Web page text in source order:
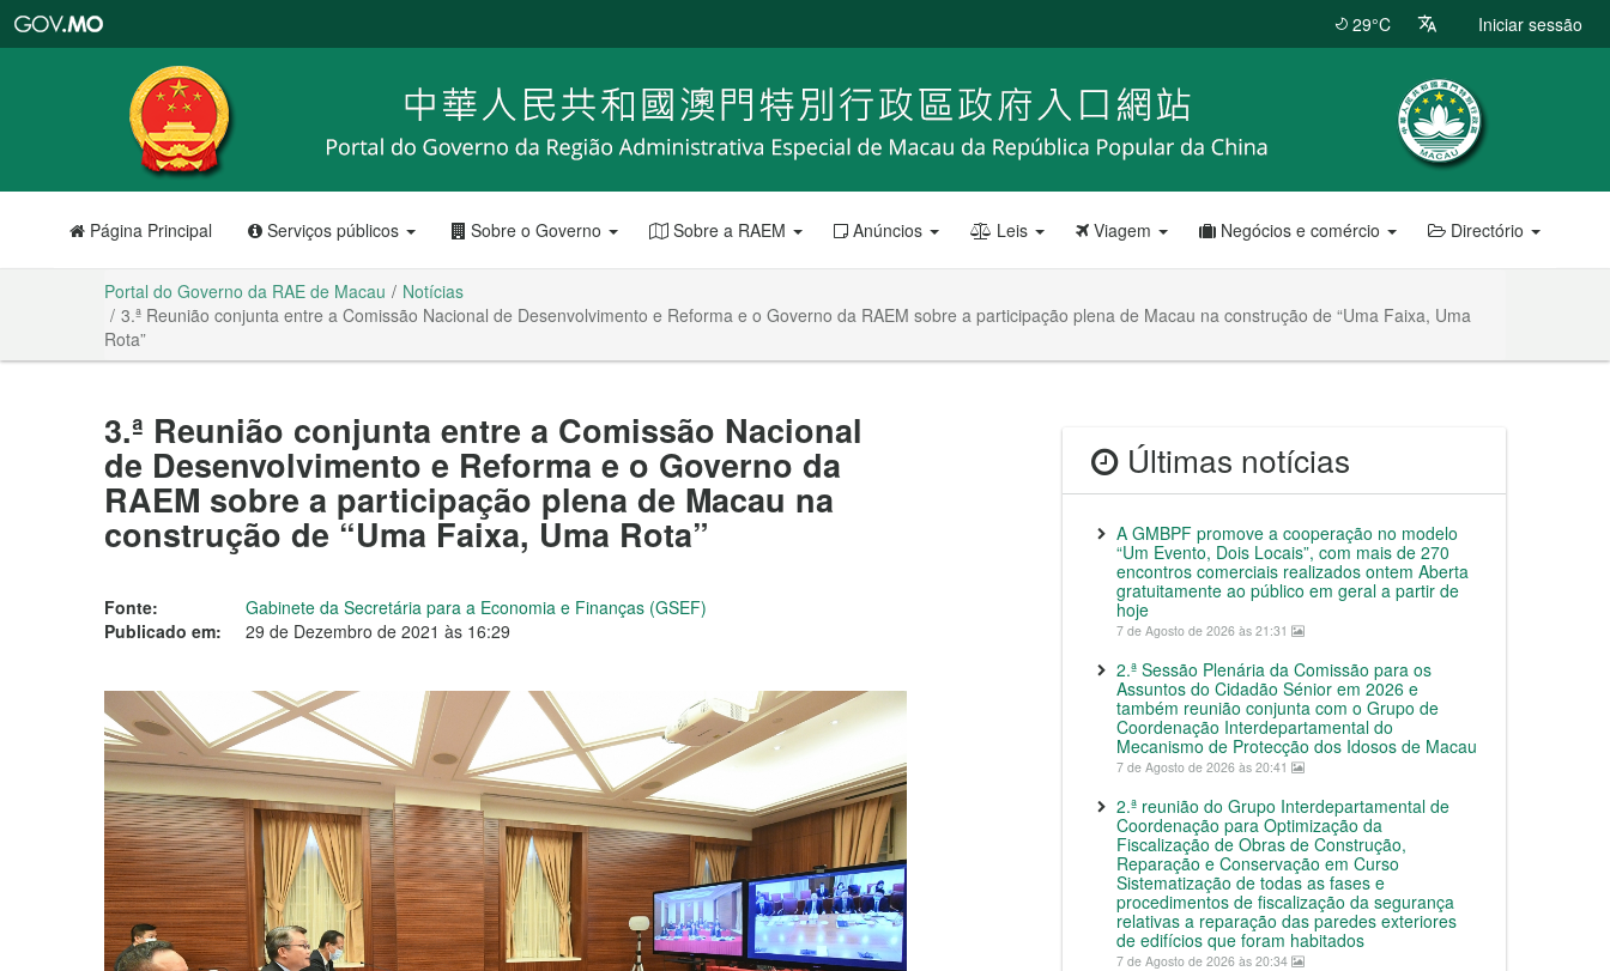
RAE
de
Macau
29°C Iniciar sessão
Página Principal Serviços públicos Sobre o Governo Sobre a RAEM Anúncios Leis Viagem Negócios e comércio Directório
Portal do Governo da RAE de Macau
Notícias
3.ª Reunião conjunta entre a Comissão Nacional de Desenvolvimento e Reforma e o Governo da RAEM sobre a participação plena de Macau na construção de “Uma Faixa, Uma
Rota”
3.ª Reunião conjunta entre a Comissão Nacional
de Desenvolvimento e Reforma e o Governo da
RAEM sobre a participação plena de Macau na
construção de “Uma Faixa, Uma Rota”
Fonte:
Gabinete da Secretária para a Economia e Finanças (GSEF)
Publicado em:
29 de Dezembro de 2021 às 16:29
Últimas notícias
A GMBPF promove a cooperação no modelo
“Um Evento, Dois Locais”, com mais de 270
encontros comerciais realizados ontem Aberta
gratuitamente ao público em geral a partir de
hoje
7 de Agosto de 2026 às 21:31
2.ª Sessão Plenária da Comissão para os
Assuntos do Cidadão Sénior em 2026 e
também reunião conjunta com o Grupo de
Coordenação Interdepartamental do
Mecanismo de Protecção dos Idosos de Macau
7 de Agosto de 2026 às 20:41
2.ª reunião do Grupo Interdepartamental de
Coordenação para Optimização da
Fiscalização de Obras de Construção,
Reparação e Conservação em Curso
Sistematização de todas as fases e
procedimentos de fiscalização da segurança
relativas a reparação das paredes exteriores
de edifícios que foram habitados
7 de Agosto de 2026 às 20:34